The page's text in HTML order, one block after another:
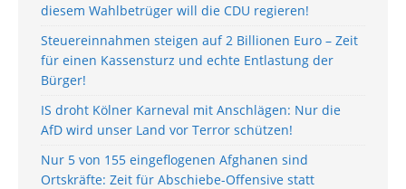
diesem Wahlbetrüger will die CDU regieren!
Steuereinnahmen steigen auf 2 Billionen Euro – Zeit
für einen Kassensturz und echte Entlastung der
Bürger!
IS droht Kölner Karneval mit Anschlägen: Nur die
AfD wird unser Land vor Terror schützen!
Nur 5 von 155 eingeflogenen Afghanen sind
Ortskräfte: Zeit für Abschiebe-Offensive statt